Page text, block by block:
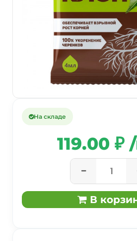
На складе
119.00 ₽
В